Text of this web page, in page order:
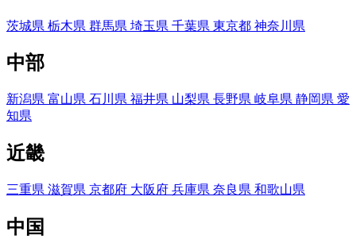
茨城県 栃木県 群馬県 埼玉県 千葉県 東京都 神奈川県
中部
新潟県 富山県 石川県 福井県 山梨県 長野県 岐阜県 静岡県 愛
知県
近畿
三重県 滋賀県 京都府 大阪府 兵庫県 奈良県 和歌山県
中国